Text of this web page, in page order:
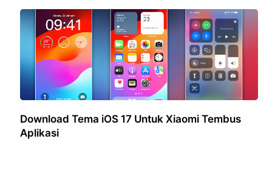
Download Tema iOS 17 Untuk Xiaomi Tembus
Aplikasi